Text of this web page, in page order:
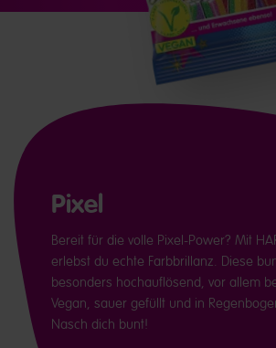
Pixel
Bereit für die volle Pixel-Power? Mit
erlebst du echte Farbbrillanz. Diese
besonders hochauflösend, vor allem
Vegan, sauer gefüllt und in
Nasch dich bunt!